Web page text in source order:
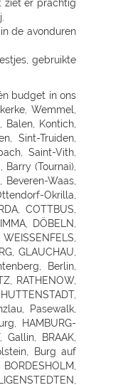
ziet er prachtig
de avonduren
gebruikte
Nittenau, POLLENRIED, ABENSBERG, CHAM, Willmering, PASSAU, WALDKIRCHEN, DEGGENDORF, GRAFENAU, SELB, NAILA, BINDLACH, MARKTREDWITZ, BAMBERG, Hirschaid, LICHTENFELS, KRONACH, COBURG, WÜRZBURG, UFFENHEIM, HAßFURT, BAD NEUSTADT, KARLSTADT, Frammersbach, Bad Mergentheim, MEININGEN, ERFURT, Rottendorf, Apolda, SÖMMERDA, SONDERSHAUSEN, NORDHAUSEN, EISENACH, Gotha-Schwabhausen, AMMERN BEI MÜHLHAUSEN, LLOFRIU (GIRONA), Harju maakond, BARENTIN, BOURG EN BRESSE, BELLEGARDE, ORNEX, PREVESSIN-MOENS, VIRIAT, ST GENIS POUILLY, LAON, FAYET, SAINT QUENTIN, SOISSONS, BLESMES, CHARMEIL, DOMERAT, GAP, MOUANS-SARTOUX, RUOMS, CHARLEVILLE MEZIERES - LA FRANCHEVILLE, CLIRON, Vivier-au-Court, PAMIERS, LE MERIOT, VILLECHETIF, ST PARRES AUX TERTRES, AUBAGNE, CABRIES, ST MITRE LES REMPARTS, GLOS, LOUVIGNY, EPRON, DEAUVILLE, ROTS, Aurillac, CHAMPNIERS, SOYAUX, SAINTES,